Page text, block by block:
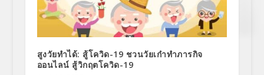
สูงวัยทำได้: สู้โควิด-19 ชวนวัยเก๋าทำภารกิจ
ออนไลน์ สู้วิกฤตโควิด-19